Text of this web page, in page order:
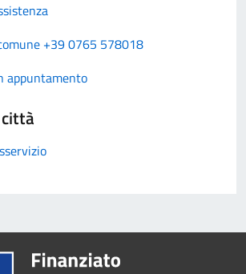
+39 0765 578018
appuntamento